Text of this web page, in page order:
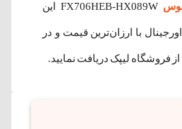
FX706HEB-HX089W این
با ارزان‌ترین قیمت و در
فروشگاه لیپک دریافت نمایید.